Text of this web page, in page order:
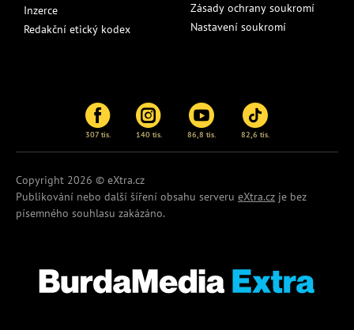
Inzerce
Redakční etický kodex
Zásady ochrany soukromí
Nastavení soukromí
307 tis. 140 tis. 86,8 tis. 82,6 tis.
Copyright 2026 © eXtra.cz
Publikování nebo další šíření obsahu serveru eXtra.cz je bez
písemného souhlasu zakázáno.